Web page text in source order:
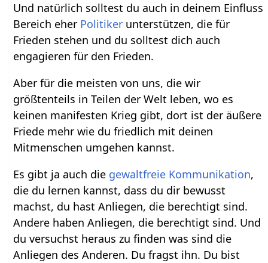
Und natürlich solltest du auch in deinem Einfluss
Bereich eher Politiker unterstützen, die für
Frieden stehen und du solltest dich auch
engagieren für den Frieden.
Aber für die meisten von uns, die wir
größtenteils in Teilen der Welt leben, wo es
keinen manifesten Krieg gibt, dort ist der äußere
Friede mehr wie du friedlich mit deinen
Mitmenschen umgehen kannst.
Es gibt ja auch die gewaltfreie Kommunikation,
die du lernen kannst, dass du dir bewusst
machst, du hast Anliegen, die berechtigt sind.
Andere haben Anliegen, die berechtigt sind. Und
du versuchst heraus zu finden was sind die
Anliegen des Anderen. Du fragst ihn. Du bist